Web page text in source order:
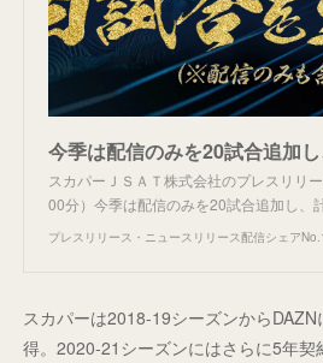
スカパーＪＳＡＴ株式会社のプレスリリ
00分）今季は配信のみを20試合追加し、
プレスリリース・ニュースリリース配信シェア
スカパーは2018-19シーズンから
得。2020-21シーズンにはさらに5年